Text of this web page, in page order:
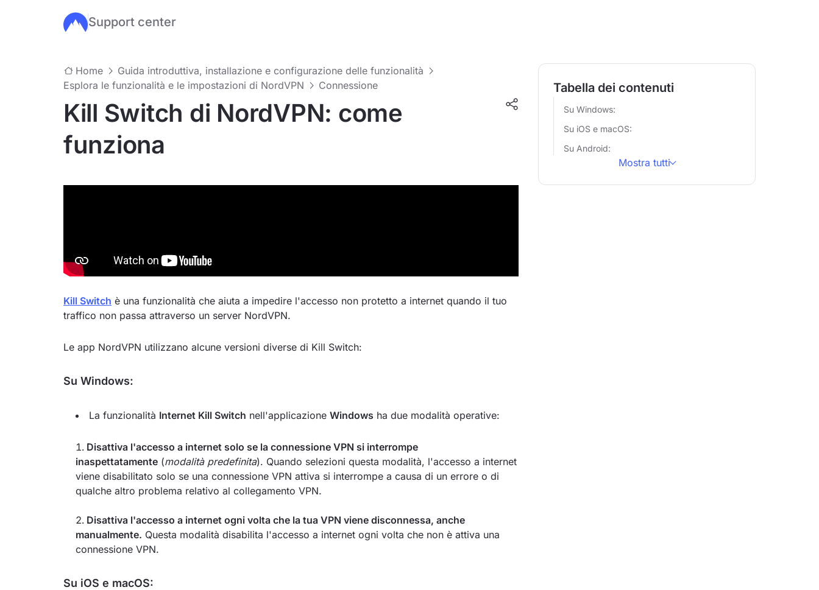
Salta al contenuto principale
Support center
Home
Guida introduttiva, installazione e configurazione delle funzionalità
Esplora le funzionalità e le impostazioni di NordVPN
Connessione
Kill Switch di NordVPN: come
funziona
Kill Switch è una funzionalità che aiuta a impedire l'accesso non protetto a internet quando il tuo
traffico non passa attraverso un server NordVPN.
Le app NordVPN utilizzano alcune versioni diverse di Kill Switch:
Su Windows:
La funzionalità Internet Kill Switch nell'applicazione Windows ha due modalità operative:
Disattiva l'accesso a internet solo se la connessione VPN si interrompe
inaspettatamente (modalità predefinita). Quando selezioni questa modalità, l'accesso a internet
viene disabilitato solo se una connessione VPN attiva si interrompe a causa di un errore o di
qualche altro problema relativo al collegamento VPN.
Disattiva l'accesso a internet ogni volta che la tua VPN viene disconnessa, anche
manualmente. Questa modalità disabilita l'accesso a internet ogni volta che non è attiva una
connessione VPN.
Su iOS e macOS:
Tabella dei contenuti
Su Windows:
Su iOS e macOS:
Su Android:
Mostra tutti